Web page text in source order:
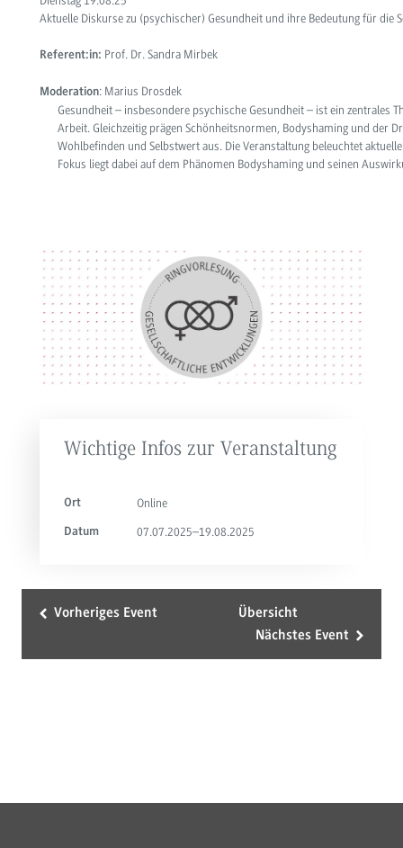
Aktuelle Diskurse zu (psychischer) Gesundheit und ihre Bedeutung für
Referent:in: Prof. Dr. Sandra Mirbek
Moderation: Marius Drosdek
Gesundheit – insbesondere psychische Gesundheit – ist ein zentrales
Arbeit. Gleichzeitig prägen Schönheitsnormen, Bodyshaming und der
Wohlbefinden und Selbstwert aus. Die Veranstaltung beleuchtet
Fokus liegt dabei auf dem Phänomen Bodyshaming und seinen
Wichtige Infos zur Veranstaltung
Ort Online
Datum 07.07.2025–19.08.2025
Vorheriges Event
Übersicht
Nächstes Event